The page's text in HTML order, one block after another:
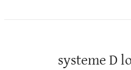
systeme D